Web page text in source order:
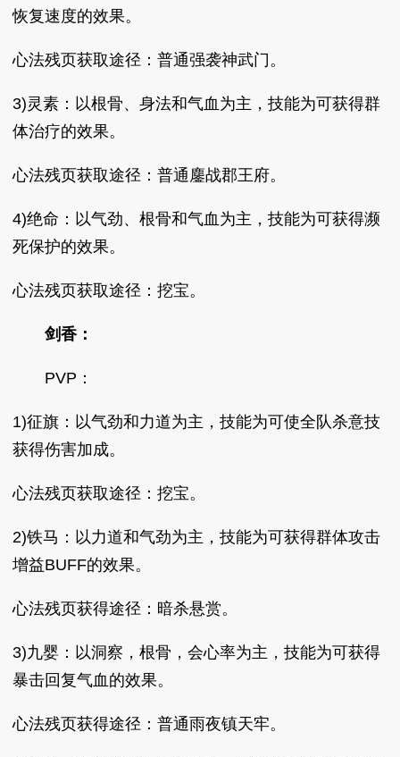
恢复速度的效果。
心法残页获取途径：普通强袭神武门。
3)灵素：以根骨、身法和气血为主，技能为可获得群
体治疗的效果。
心法残页获取途径：普通鏖战郡王府。
4)绝命：以气劲、根骨和气血为主，技能为可获得濒
死保护的效果。
心法残页获取途径：挖宝。
剑香：
PVP：
1)征旗：以气劲和力道为主，技能为可使全队杀意技
获得伤害加成。
心法残页获取途径：挖宝。
2)铁马：以力道和气劲为主，技能为可获得群体攻击
增益BUFF的效果。
心法残页获得途径：暗杀悬赏。
3)九婴：以洞察，根骨，会心率为主，技能为可获得
暴击回复气血的效果。
心法残页获得途径：普通雨夜镇天牢。